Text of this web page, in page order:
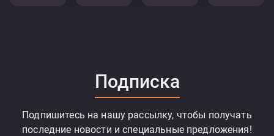
Подписка
Подпишитесь на нашу рассылку, чтобы получать
последние новости и специальные предложения!